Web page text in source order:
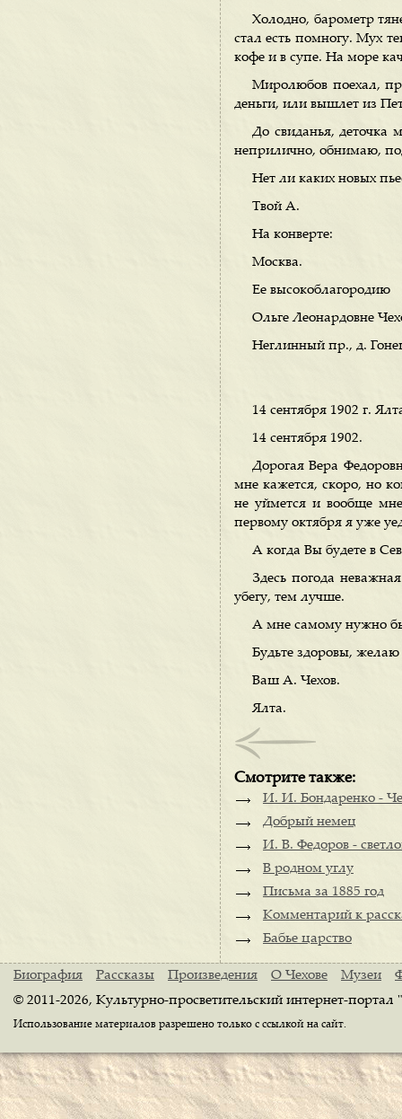
Холодно, барометр
стал есть помногу. Мух
кофе и в супе. На море
Миролюбов поехал,
деньги, или вышлет из
До свиданья, деточка
неприлично, обнимаю,
Нет ли каких новых
Твой А.
На конверте:
Москва.
Ее высокоблагородию
Ольге Леонардовне
Неглинный пр., д.
14 сентября 1902 г.
14 сентября 1902.
Дорогая Вера
мне кажется, скоро, но
не уймется и вообще
первому октября я уже
А когда Вы будете в
Здесь погода
убегу, тем лучше.
А мне самому нужно бы
Будьте здоровы, желаю
Ваш А. Чехов.
Ялта.
Смотрите также:
И. И. Бондаренко -
Добрый немец
И. В. Федоров -
В родном углу
Письма за 1885 год
Комментарий к
Бабье царство
Биография Рассказы Произведения О Чехове Музеи
© 2011-2026, Культурно-просветительский интернет-
Использование материалов разрешено только с ссылкой на сайт.